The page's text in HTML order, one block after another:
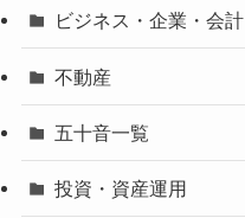
ビジネス・企業・会計
不動産
五十音一覧
投資・資産運用